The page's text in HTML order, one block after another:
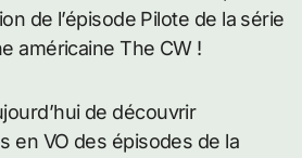
de l’épisode Pilote de la série
américaine The CW !
de découvrir
en VO des épisodes de la